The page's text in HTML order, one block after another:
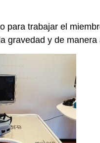
para trabajar el
gravedad y de manera